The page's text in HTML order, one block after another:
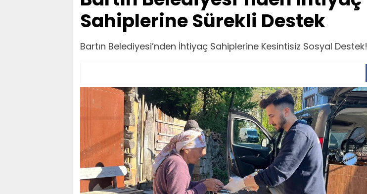
Sahiplerine Sürekli Destek
Bartın Belediyesi’nden İhtiyaç Sahiplerine Kesintisiz Sosyal Destek!